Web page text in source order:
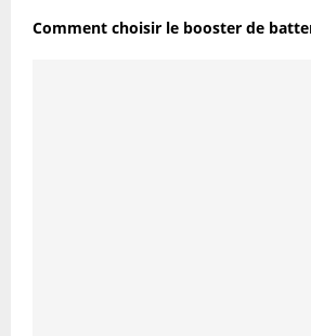
Comment choisir le booster de